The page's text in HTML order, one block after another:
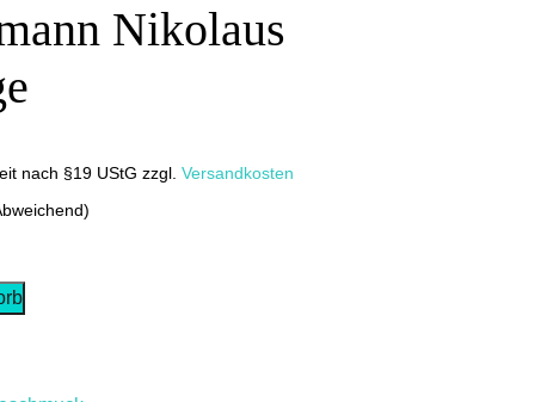
Nikolaus
nach §19 UStG zzgl. Versandkosten